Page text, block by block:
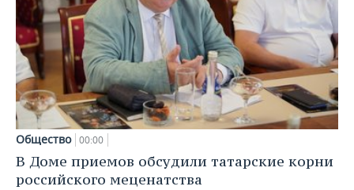
Общество 00:00
В Доме приемов обсудили татарские корни
российского меценатства